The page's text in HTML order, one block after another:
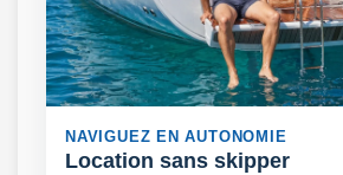
NAVIGUEZ EN AUTONOMIE
Location sans skipper